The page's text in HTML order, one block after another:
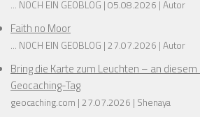
... NOCH EIN GEOBLOG 05.08.2026 Autor
Faith no Moor
... NOCH EIN GEOBLOG 27.07.2026 Autor
Bring die Karte zum Leuchten – an
Geocaching-Tag
geocaching.com 27.07.2026 Shenaya